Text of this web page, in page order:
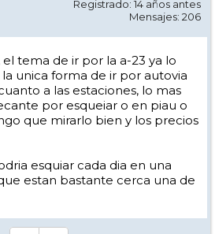
Registrado: 14 años antes
Mensajes: 206
tema de ir por la a-23 ya lo
unica forma de ir por autovia
a las estaciones, lo mas
por esqueiar o en piau o
que mirarlo bien y los precios
esquiar cada dia en una
estan bastante cerca una de